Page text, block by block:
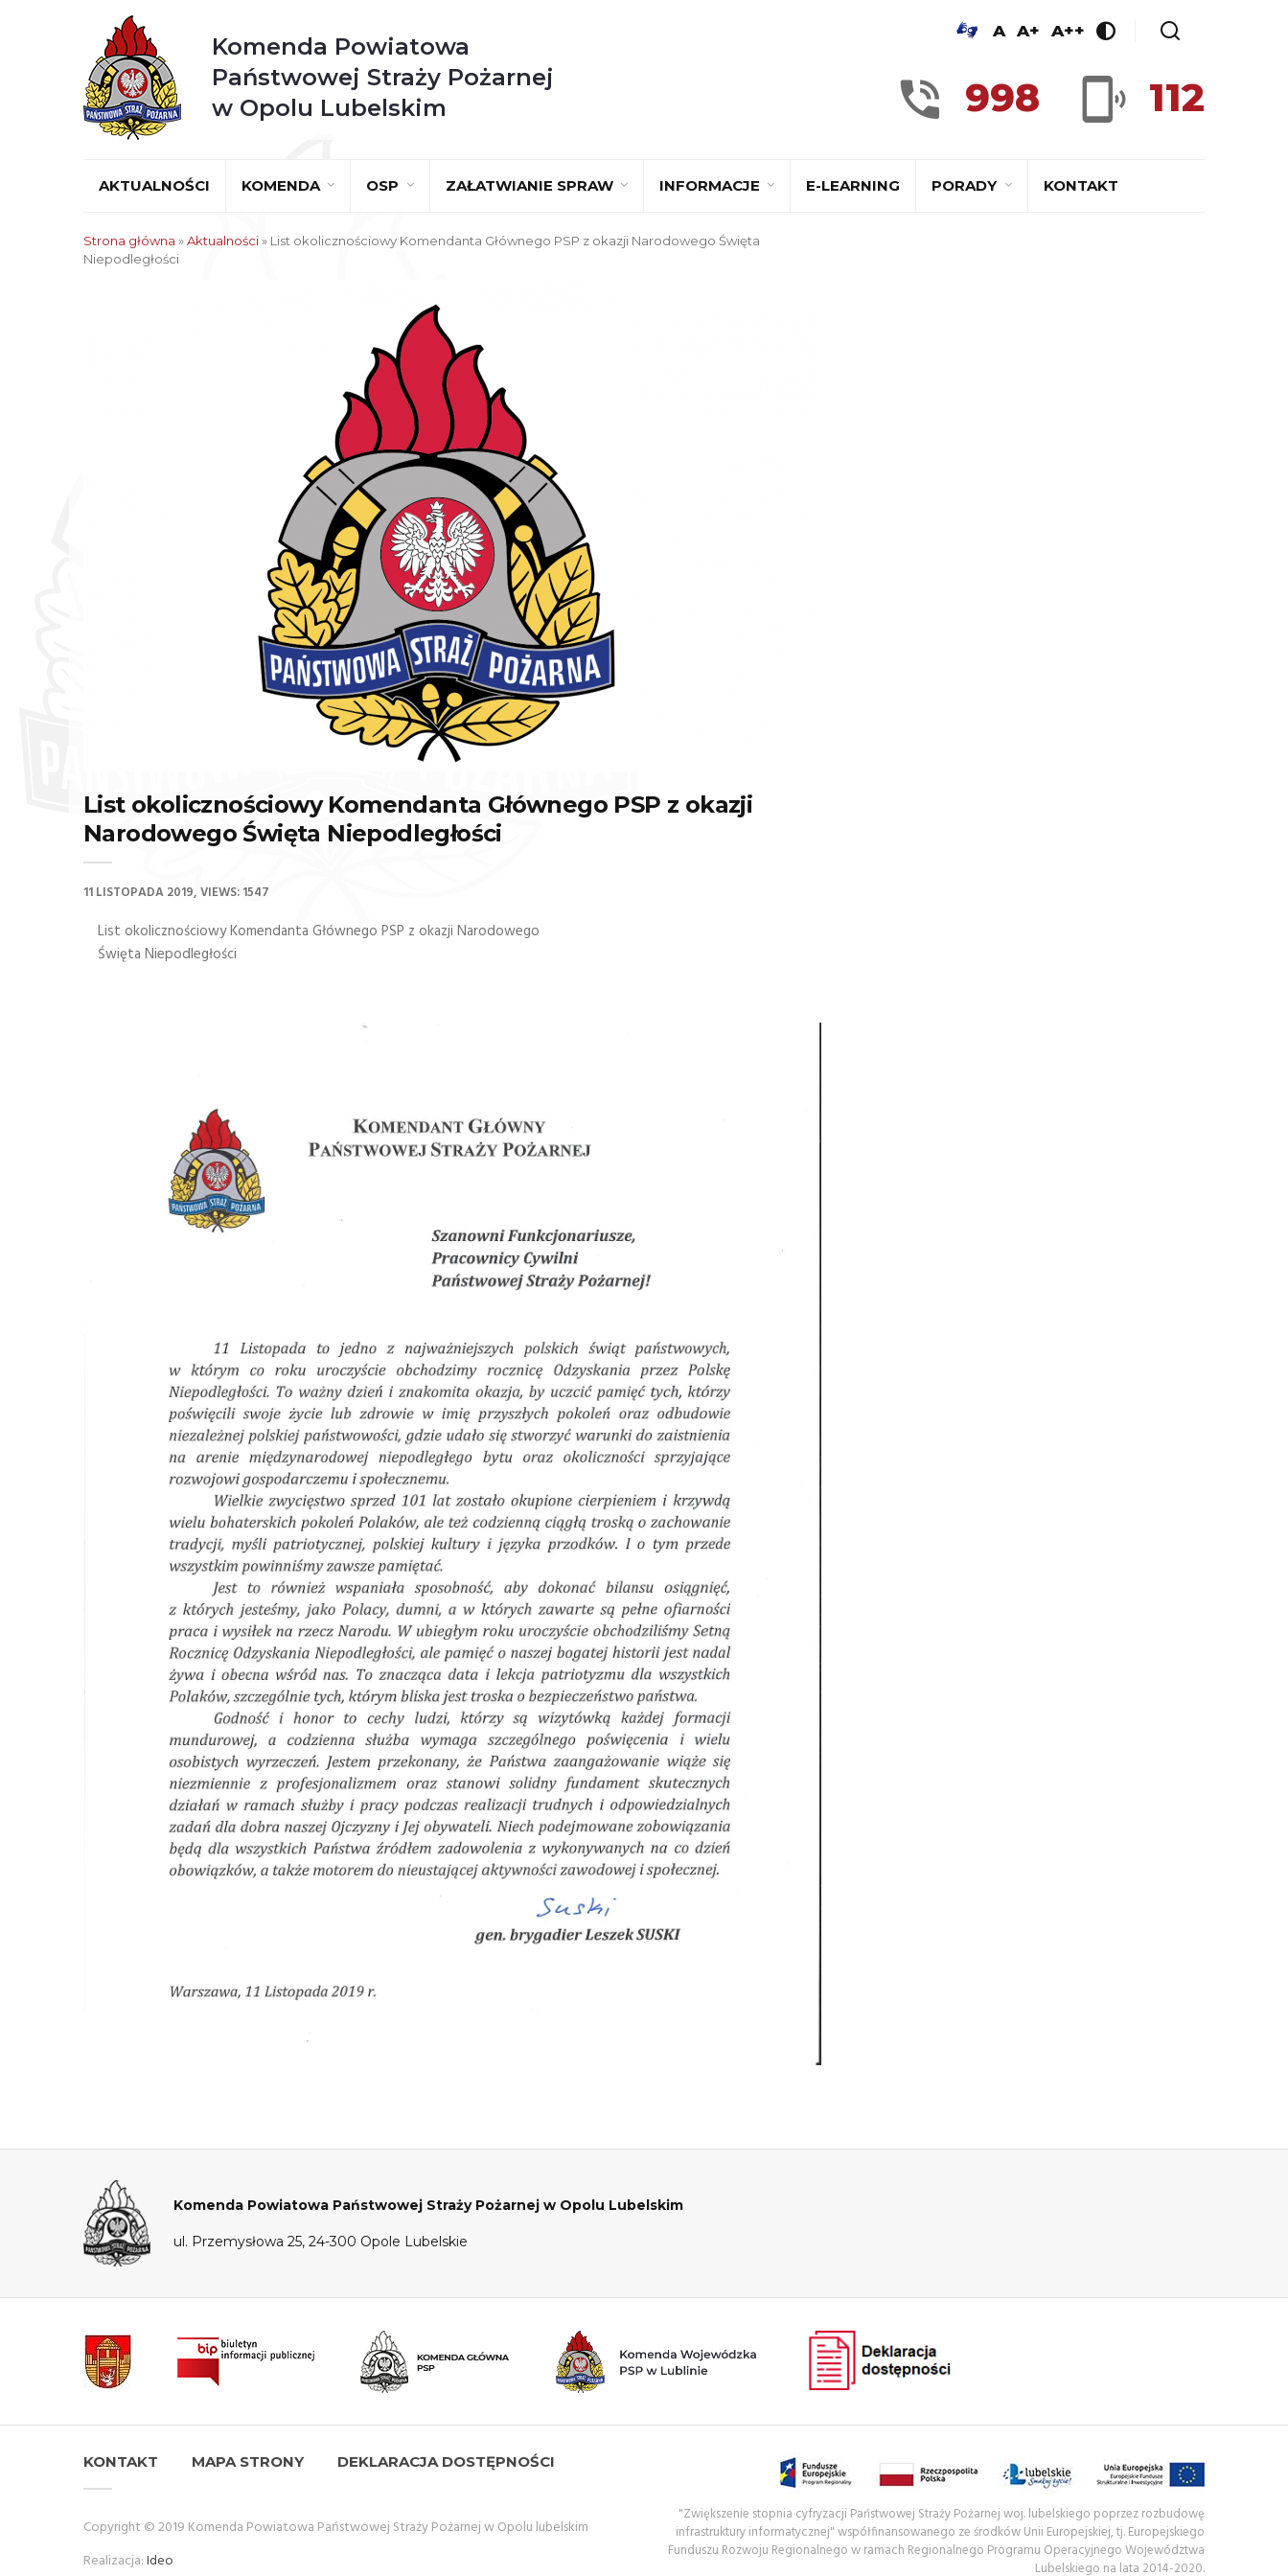
Komenda Powiatowa
Państwowej Straży Pożarnej
w Opolu Lubelskim
A A+ A++
998 112
AKTUALNOŚCI KOMENDA OSP ZAŁATWIANIE SPRAW INFORMACJE E-LEARNING PORADY KONTAKT
Strona główna »Aktualności» List okolicznościowy Komendanta Głównego PSP z okazji Narodowego Święta
Niepodległości
List okolicznościowy Komendanta Głównego PSP z okazji
Narodowego Święta Niepodległości
11 LISTOPADA 2019 VIEWS: 1547
List okolicznościowy Komendanta Głównego PSP z okazji Narodowego
Święta Niepodległości
Komenda Powiatowa Państwowej Straży Pożarnej w Opolu Lubelskim
ul. Przemysłowa 25, 24-300 Opole Lubelskie
KONTAKT MAPA STRONY DEKLARACJA DOSTĘPNOŚCI
Copyright © 2019 Komenda Powiatowa Państwowej Straży Pożarnej w Opolu lubelskim
Realizacja:Ideo
"Zwiększenie stopnia cyfryzacji Państwowej Straży Pożarnej woj. lubelskiego poprzez rozbudowę
infrastruktury informatycznej" współfinansowanego ze środków Unii Europejskiej, tj. Europejskiego
Funduszu Rozwoju Regionalnego w ramach Regionalnego Programu Operacyjnego Województwa
Lubelskiego na lata 2014-2020.